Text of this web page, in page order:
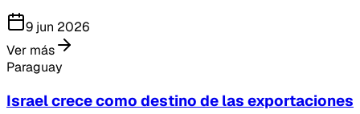
9 jun 2026
Ver más
Paraguay
Israel crece como destino de las exportaciones